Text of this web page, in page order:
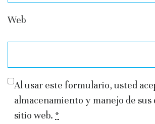
Web
Al usar este formulario, usted
almacenamiento y manejo de sus
sitio web. *